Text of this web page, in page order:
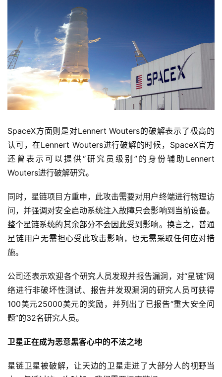
SpaceX方面则是对Lennert Wouters的破解表示了极高的
认可，在Lennert Wouters进行破解的时候，SpaceX官方
还曾表示可以提供“研究员级别”的身份辅助Lennert
Wouters进行破解研究。
同时，星链项目方重申，此攻击需要对用户终端进行物理访
问，并强调对安全启动系统注入故障只会影响到当前设备。
整个星链系统的其余部分不会因此受到影响。换言之，普通
星链用户无需担心受此攻击影响，也无需采取任何应对措
施。
公司还表示欢迎各个研究人员发现并报告漏洞，对“星链”网
络进行非破坏性测试、报告并发现漏洞的研究人员可获得
100美元25000美元的奖励，并列出了已报告“重大安全问
题”的32名研究人员。
卫星正在成为恶意黑客心中的不法之地
星链卫星被破解，让天边的卫星走进了大部分人的视野当